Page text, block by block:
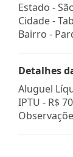
Estado -
Cidade -
Bairro -
Detalhes
Aluguel
IPTU - R$